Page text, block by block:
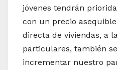
jóvenes tendrán
con un precio
directa de viviendas, a
particulares, también
incrementar nuestro